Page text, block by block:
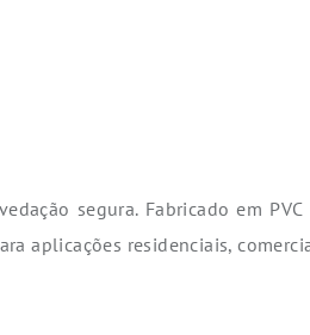
segura. Fabricado em
aplicações residenciais,